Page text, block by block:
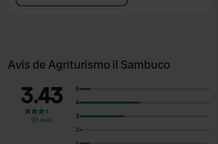
Avis de Agriturismo il Sambuco
3.43
93 avis
5
4
3
2